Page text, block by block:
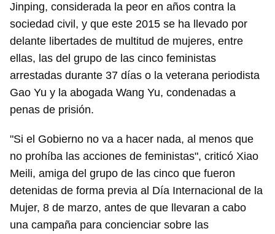
Jinping, considerada la peor en años contra la
sociedad civil, y que este 2015 se ha llevado por
delante libertades de multitud de mujeres, entre
ellas, las del grupo de las cinco feministas
arrestadas durante 37 días o la veterana periodista
Gao Yu y la abogada Wang Yu, condenadas a
penas de prisión.
"Si el Gobierno no va a hacer nada, al menos que
no prohíba las acciones de feministas", criticó Xiao
Meili, amiga del grupo de las cinco que fueron
detenidas de forma previa al Día Internacional de la
Mujer, 8 de marzo, antes de que llevaran a cabo
una campaña para concienciar sobre las